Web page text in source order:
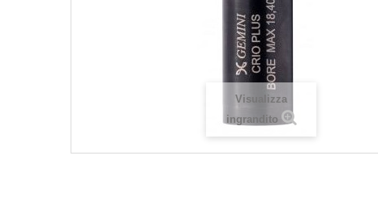
Visualizza
ingrandito